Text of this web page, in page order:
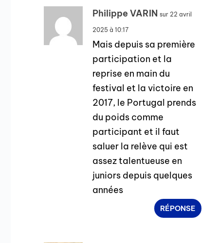
Philippe VARIN sur 22 avril
2025 à 10:17
Mais depuis sa première
participation et la
reprise en main du
festival et la victoire en
2017, le Portugal prends
du poids comme
participant et il faut
saluer la relève qui est
assez talentueuse en
juniors depuis quelques
années
RÉPONSE